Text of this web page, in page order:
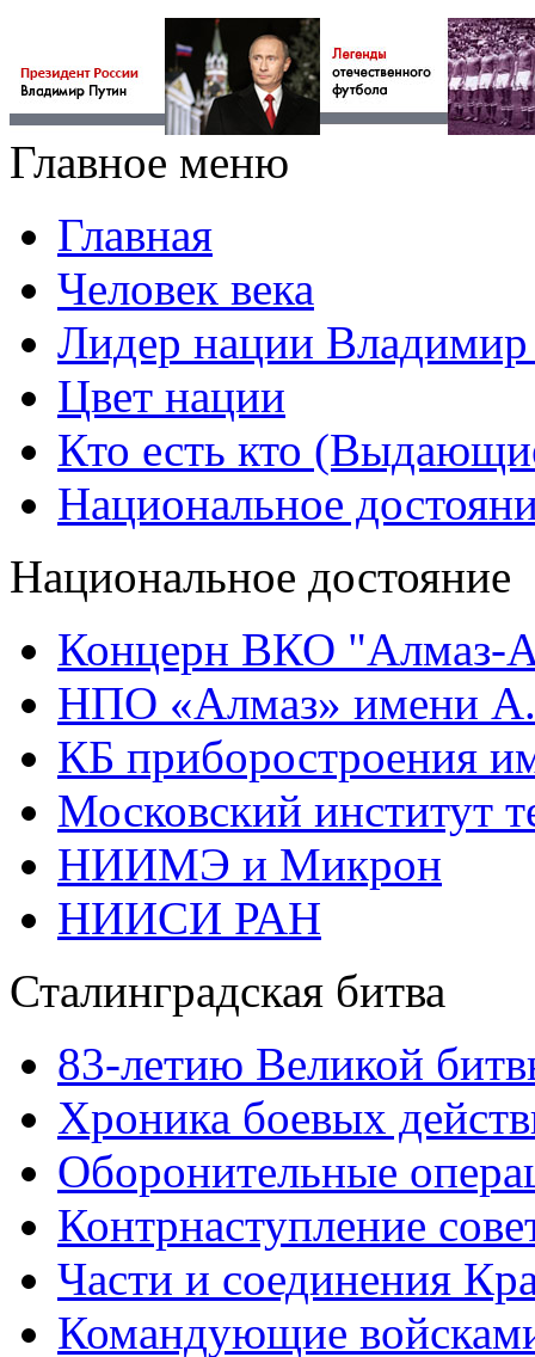
Главное меню
Главная
Человек века
Лидер нации
Цвет нации
Кто есть кто
Национальное
Национальное достояние
Концерн ВКО "Алмаз-
НПО «Алмаз» имени
КБ приборостроения
Московский институт
НИИМЭ и Микрон
НИИСИ РАН
Сталинградская битва
83-летию Великой
Хроника боевых
Оборонительные
Контрнаступление
Части и соединения
Командующие